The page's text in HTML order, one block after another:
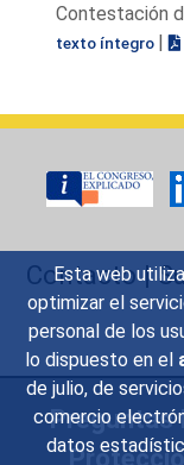
Esta web
optimizar el
personal de los
lo dispuesto en el
de julio, de
comercio
datos
Contestación
texto íntegro |
Contacto|
Preguntas